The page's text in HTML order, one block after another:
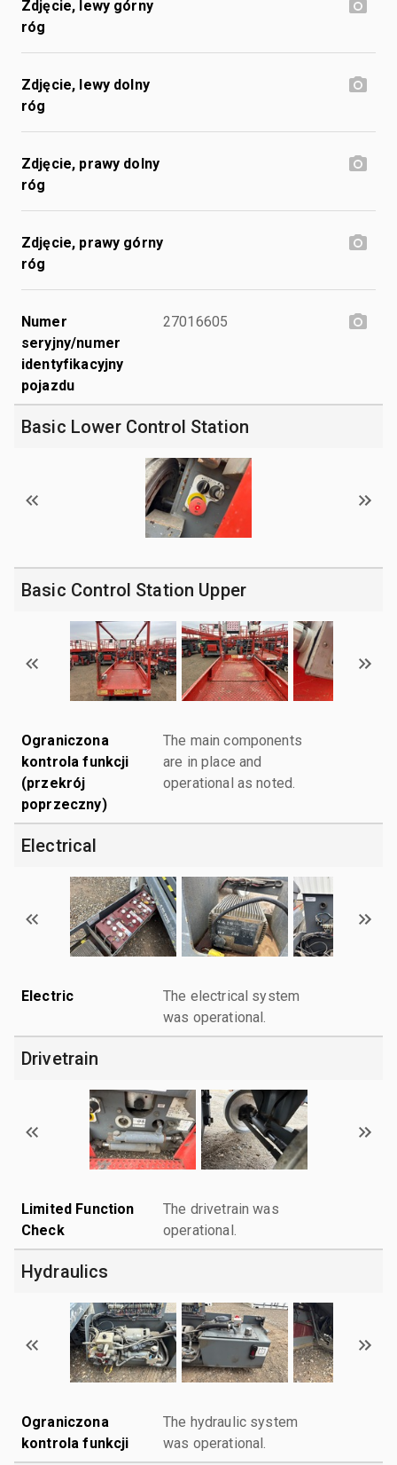
Zdjęcie, lewy górny
róg
Zdjęcie, lewy dolny
róg
Zdjęcie, prawy dolny
róg
Zdjęcie, prawy górny
róg
Numer
seryjny/numer
identyfikacyjny
pojazdu
27016605
Basic Lower Control Station
Basic Control Station Upper
Ograniczona
kontrola funkcji
(przekrój
poprzeczny)
The main components
are in place and
operational as noted.
Electrical
Electric
The electrical system
was operational.
Drivetrain
Limited Function
Check
The drivetrain was
operational.
Hydraulics
Ograniczona
kontrola funkcji
The hydraulic system
was operational.